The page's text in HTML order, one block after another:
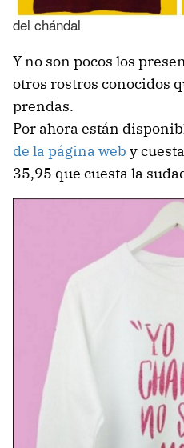
Camiseta y sudadera de
del chándal
Y no son pocos los
otros rostros conocidos
prendas.
Por ahora están
de la página web y
35,95 que cuesta la